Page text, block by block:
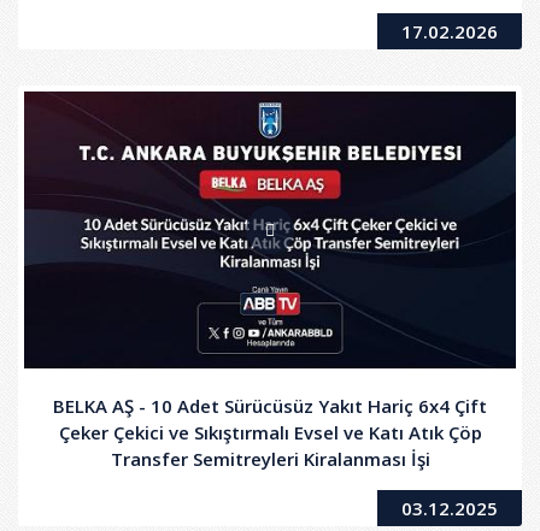
17.02.2026
BELKA AŞ - 10 Adet Sürücüsüz Yakıt Hariç 6x4 Çift
Çeker Çekici ve Sıkıştırmalı Evsel ve Katı Atık Çöp
Transfer Semitreyleri Kiralanması İşi
03.12.2025